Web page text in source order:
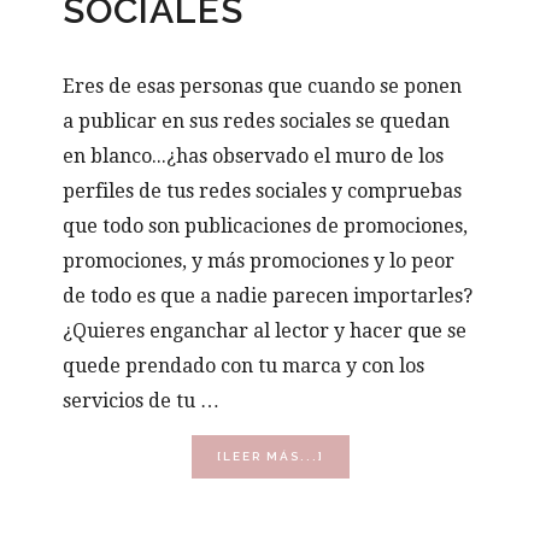
SOCIALES
Eres de esas personas que cuando se ponen
a publicar en sus redes sociales se quedan
en blanco...¿has observado el muro de los
perfiles de tus redes sociales y compruebas
que todo son publicaciones de promociones,
promociones, y más promociones y lo peor
de todo es que a nadie parecen importarles?
¿Quieres enganchar al lector y hacer que se
quede prendado con tu marca y con los
servicios de tu …
[LEER MÁS...]
DE